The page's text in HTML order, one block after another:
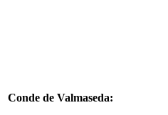
Conde de Valmaseda: